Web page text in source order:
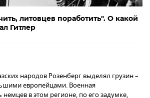
литовцев поработить". О какой
Гитлер
народов Розенберг выделял грузин –
европейцами. Военная
немцев в этом регионе, по его задумке,